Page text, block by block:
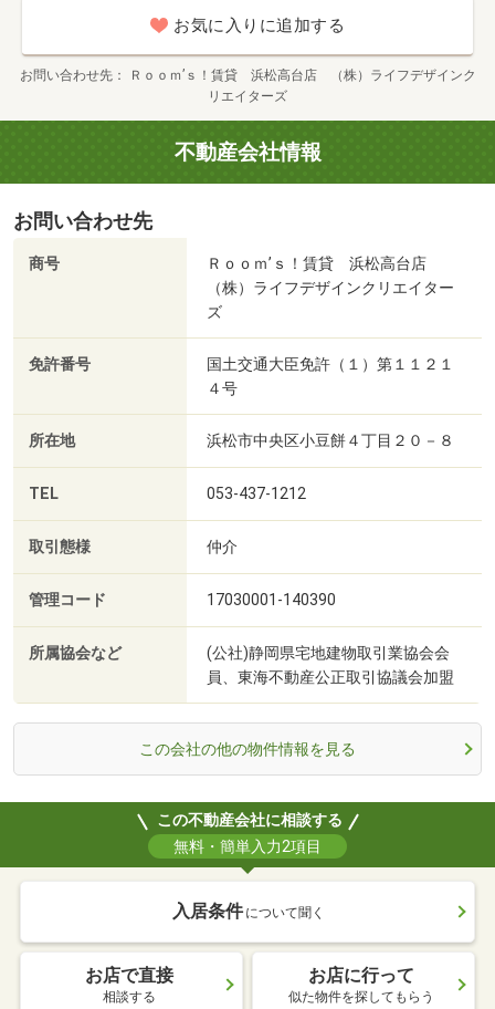
お気に入りに追加する
お問い合わせ先
Ｒｏｏｍ’ｓ！賃貸 浜松高台店 （株）ライフデザインク
リエイターズ
不動産会社情報
お問い合わせ先
商号
Ｒｏｏｍ’ｓ！賃貸 浜松高台店
（株）ライフデザインクリエイター
ズ
免許番号
国土交通大臣免許（１）第１１２１
４号
所在地 浜松市中央区小豆餅４丁目２０－８
TEL 053-437-1212
取引態様 仲介
管理コード 17030001-140390
所属協会など
(公社)静岡県宅地建物取引業協会会
員、東海不動産公正取引協議会加盟
この会社の他の物件情報を見る
この不動産会社に相談する
無料・簡単入力2項目
入居条件 について聞く
お店で直接
相談する
お店に行って
似た物件を探してもらう